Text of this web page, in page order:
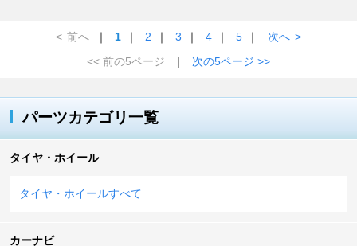
< 前へ ｜ 1 ｜ 2 ｜ 3 ｜ 4 ｜ 5 ｜ 次へ >
<< 前の5ページ
｜ 次の5ページ >>
パーツカテゴリ一覧
タイヤ・ホイール
タイヤ・ホイールすべて
カーナビ